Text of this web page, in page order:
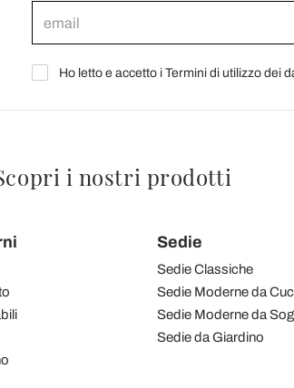
Ho letto e accetto i Termini di utilizzo dei
i nostri prodotti
Sedie
Sedie Classiche
Sedie Moderne da
Sedie Moderne da
Sedie da Giardino